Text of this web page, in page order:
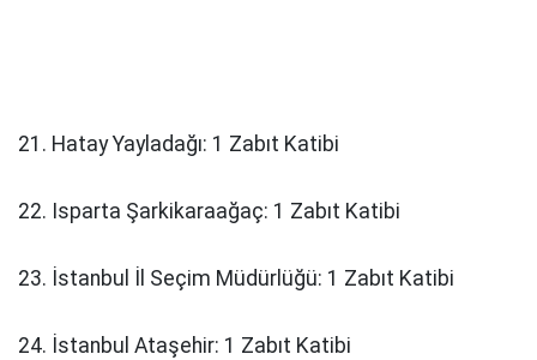
21. Hatay Yayladağı: 1 Zabıt Katibi
22. Isparta Şarkikaraağaç: 1 Zabıt Katibi
23. İstanbul İl Seçim Müdürlüğü: 1 Zabıt Katibi
24. İstanbul Ataşehir: 1 Zabıt Katibi